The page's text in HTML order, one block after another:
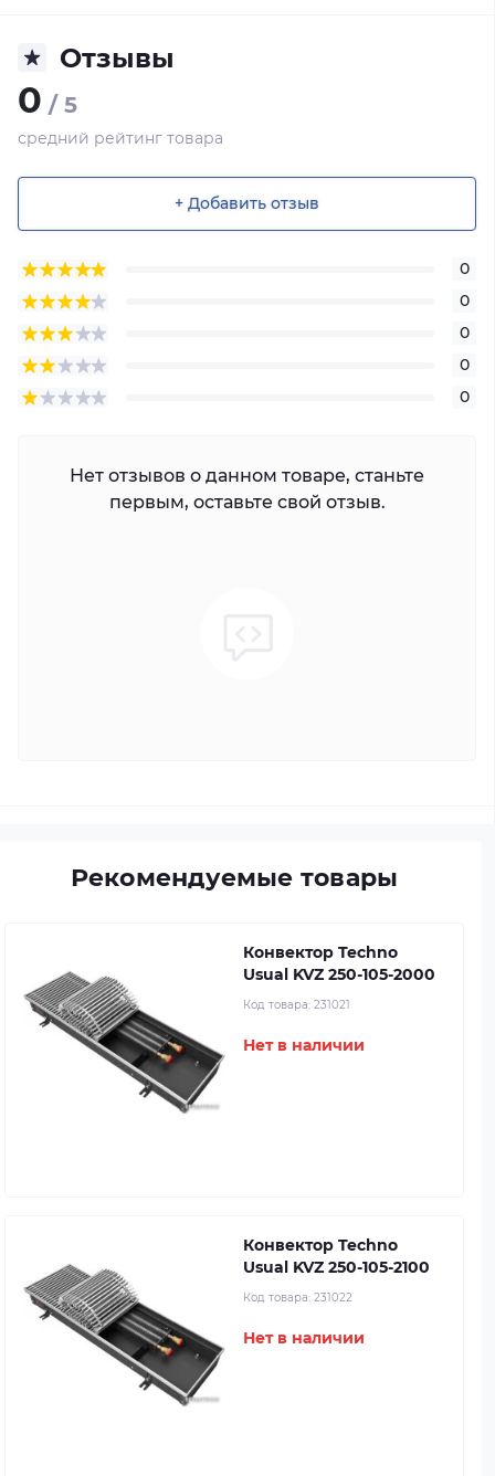
Отзывы
0 / 5
средний рейтинг товара
+ Добавить отзыв
0
0
0
0
0
Нет отзывов о данном товаре, станьте
первым, оставьте свой отзыв.
Рекомендуемые товары
Конвектор Techno
Usual KVZ 250-105-2000
Код товара: 231021
Нет в наличии
Конвектор Techno
Usual KVZ 250-105-2100
Код товара: 231022
Нет в наличии